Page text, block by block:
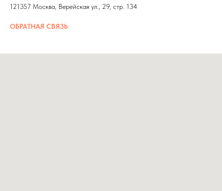
121357 Москва, Верейская ул., 29, стр. 134
ОБРАТНАЯ СВЯЗЬ